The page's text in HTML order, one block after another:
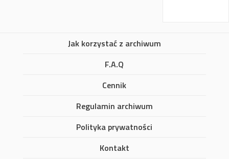
Jak korzystać z archiwum
F.A.Q
Cennik
Regulamin archiwum
Polityka prywatności
Kontakt